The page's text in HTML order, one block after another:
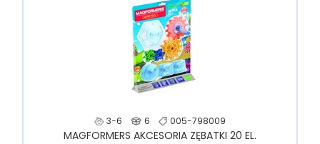
3-6 6 005-798009
MAGFORMERS AKCESORIA ZĘBATKI 20 EL.